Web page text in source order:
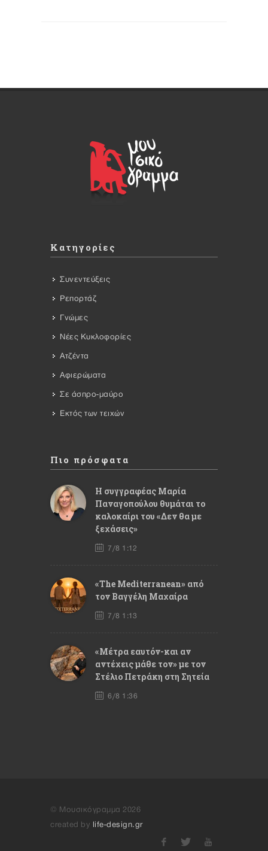
Κατηγορίες
Συνεντεύξεις
Ρεπορτάζ
Γνώμες
Νέες Κυκλοφορίες
Ατζέντα
Αφιερώματα
Σε άσπρο-μαύρο
Εκτός των τειχών
Πιο πρόσφατα
Η συγγραφέας Μαρία
Παναγοπούλου θυμάται το
καλοκαίρι του «Δεν θα με
ξεχάσεις»
7/8 1:12
«The Mediterranean» από
τον Βαγγέλη Μαχαίρα
7/8 1:13
«Μέτρα εαυτόν-και αν
αντέχεις μάθε τον» με τον
Στέλιο Πετράκη στη Σητεία
6/8 1:36
© Μουσικόγραμμα 2026
created by
life-design.gr